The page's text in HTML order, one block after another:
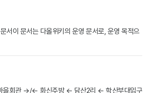
이 문서는 다올위키의 운영 문서로, 운영 목적으
을회관 →/← 화신주방 ← 담산2리 ← 학산부대입구